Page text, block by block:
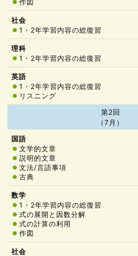
1・2年学習内容の総復習
1・2年学習内容の総復習
1・2年学習内容の総復習
リスニング
第2回
（7月）
文学的文章
説明的文章
文法/言語事項
古典
1・2年学習内容の総復習
式の展開と因数分解
式の計算の利用
作図